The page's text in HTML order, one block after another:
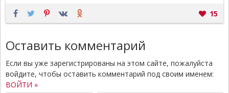
15
Оставить комментарий
Если вы уже зарегистрированы на этом сайте, пожалуйста
войдите, чтобы оставить комментарий под своим именем:
ВОЙТИ »